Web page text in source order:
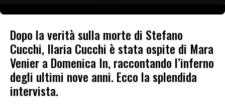
Dopo la verità sulla morte di Stefano
Cucchi, Ilaria Cucchi è stata ospite di Mara
Venier a Domenica In, raccontando l’inferno
degli ultimi nove anni. Ecco la splendida
intervista.